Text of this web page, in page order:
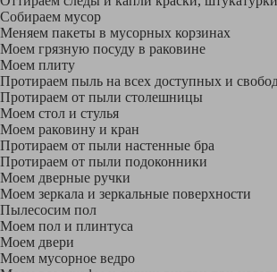
Собираем мусор
Меняем пакеты в мусорных корзинах
Моем грязную посуду в раковине
Моем плиту
Протираем пыль на всех доступных и
Протираем от пыли столешницы
Моем стол и стулья
Моем раковину и кран
Протираем от пыли настенные бра
Протираем от пыли подоконники
Моем дверные ручки
Моем зеркала и зеркальные поверхности
Пылесосим пол
Моем пол и плинтуса
Моем двери
Моем мусорное ведро